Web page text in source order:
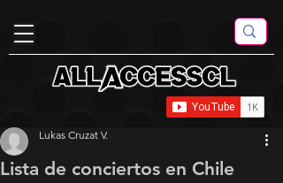
Lista de conciertos en Chile
Lukas Cruzat V.